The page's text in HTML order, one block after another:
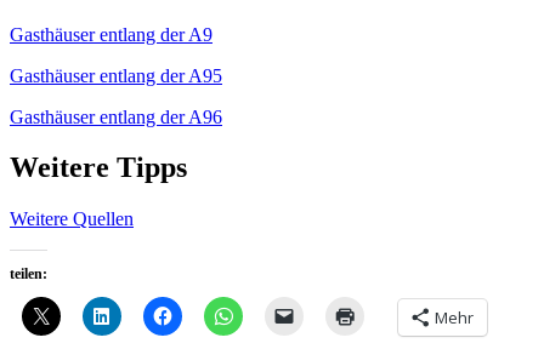
Gasthäuser entlang der A9
Gasthäuser entlang der A95
Gasthäuser entlang der A96
Weitere Tipps
Weitere Quellen
teilen:
Mehr